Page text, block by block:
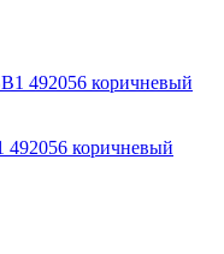
коричневый